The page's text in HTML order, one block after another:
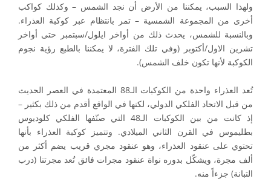
ولهذا السبب، يمكننا من الأرض أن نجد الشمس – وكذلك كواكب
أخرى من المجموعة الشمسية – تمر بانتظام عبر كوكبة العذراء.
وبالنسبة للشمس، يحدث ذلك من أواخر ايلول/سبتمبر حتى أواخر
تشرين الاول/أكتوبر (وفي تلك الفترة، لا يمكننا بالطبع رؤية نجوم
الكوكبة لأنها تكون خلف الشمس).
تُعد العذراء واحدة من الكوكبات الـ88 المعتمدة في العصر الحديث
من قبل الاتحاد الفلكي الدولي، لكنها في الواقع أقدم من ذلك بكثير –
إذ كانت من بين الكوكبات الـ48 التي صنّفها الفلكي كلوديوس
بطليموس في القرن الثاني الميلادي. وتتميز كوكبة العذراء بأنها
تحتوي على عنقود العذراء، وهو عنقود مجري قريب يضم أكثر من
ألف مجرة، ويشكّل بدوره نواة عنقود مجرات فائق تُعد مجرتنا (درب
التبانة) جزءاً منه.